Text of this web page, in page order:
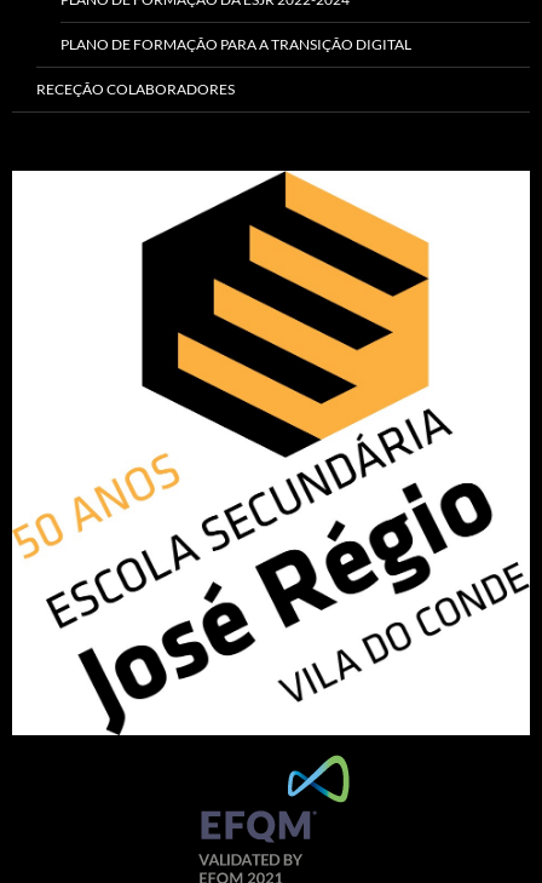
PLANO DE FORMAÇÃO PARA A TRANSIÇÃO DIGITAL
RECEÇÃO COLABORADORES